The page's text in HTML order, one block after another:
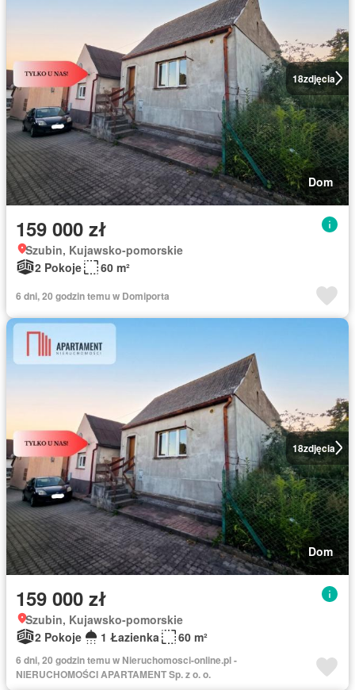
18zdjęcia
Dom
159 000 zł
Szubin, Kujawsko-pomorskie
2 Pokoje
60 m²
6 dni, 20 godzin temu w Domiporta
18zdjęcia
Dom
159 000 zł
Szubin, Kujawsko-pomorskie
2 Pokoje
1 Łazienka 60 m²
6 dni, 20 godzin temu w Nieruchomosci-online.pl -
NIERUCHOMOŚCI APARTAMENT Sp. z o. o.